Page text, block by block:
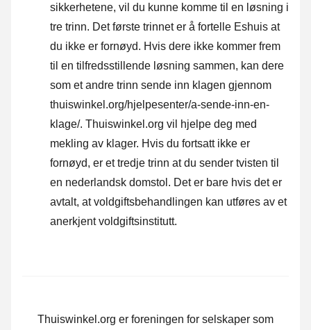
sikkerhetene, vil du kunne komme til en løsning i
tre trinn. Det første trinnet er å fortelle Eshuis at
du ikke er fornøyd. Hvis dere ikke kommer frem
til en tilfredsstillende løsning sammen, kan dere
som et andre trinn sende inn klagen gjennom
thuiswinkel.org/hjelpesenter/a-sende-inn-en-
klage/. Thuiswinkel.org vil hjelpe deg med
mekling av klager. Hvis du fortsatt ikke er
fornøyd, er et tredje trinn at du sender tvisten til
en nederlandsk domstol. Det er bare hvis det er
avtalt, at voldgiftsbehandlingen kan utføres av et
anerkjent voldgiftsinstitutt.
Thuiswinkel.org er foreningen for selskaper som